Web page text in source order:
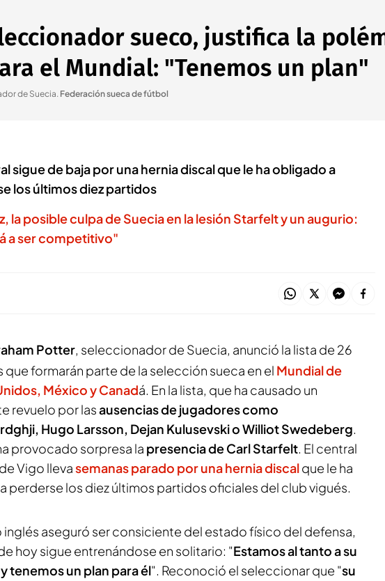
sueco, justifica la
el Mundial: "Tenemos un plan"
de Suecia. Federación sueca de fútbol
sigue de baja por una hernia discal que le ha obligado a
los últimos diez partidos
la posible culpa de Suecia en la lesión Starfelt y un augurio:
a ser competitivo"
Potter, seleccionador de Suecia, anunció la lista de 26
que formarán parte de la selección sueca en el Mundial de
México y Canadá. En la lista, que ha causado un
revuelo por lasausencias de jugadores como
, Hugo Larsson, Dejan Kulusevski o Williot Swedeberg.
provocado sorpresa la presencia de Carl Starfelt. El central
Vigo llevasemanas parado por una hernia discalque le ha
perderse los diez últimos partidos oficiales del club vigués.
inglés aseguró ser consiciente del estado físico del defensa,
hoy sigue entrenándose en solitario: "Estamos al tantoa su
tenemos un plan para él". Reconoció el seleccionar que "su